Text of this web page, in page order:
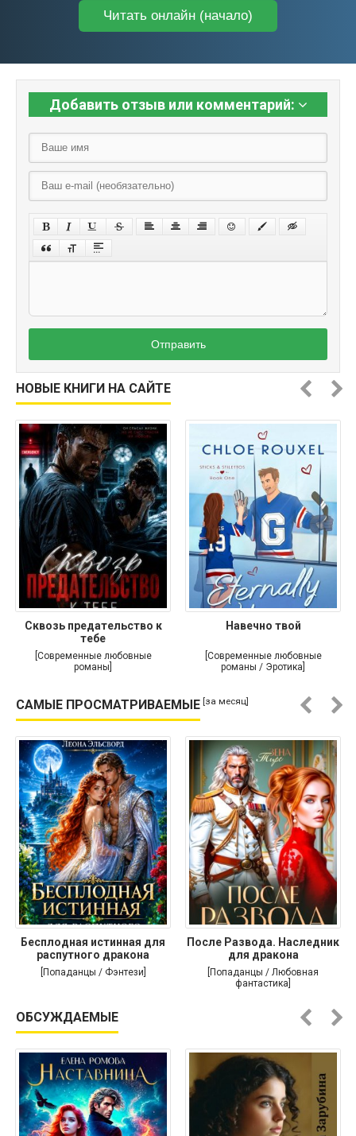
Читать онлайн (начало)
Добавить отзыв или комментарий:
Отправить
НОВЫЕ КНИГИ НА САЙТЕ
Сквозь предательство к
тебе
[Современные любовные
романы]
Навечно твой
[Современные любовные
романы / Эротика]
САМЫЕ ПРОСМАТРИВАЕМЫЕ [за месяц]
Бесплодная истинная для
распутного дракона
[Попаданцы / Фэнтези]
После Развода. Наследник
для дракона
[Попаданцы / Любовная
фантастика]
ОБСУЖДАЕМЫЕ